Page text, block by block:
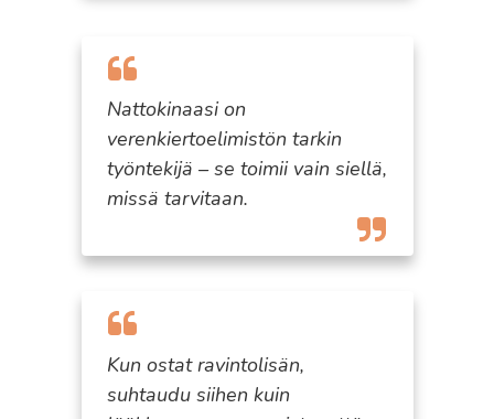
Nattokinaasi on
verenkiertoelimistön tarkin
työntekijä – se toimii vain siellä,
missä tarvitaan.
Kun ostat ravintolisän,
suhtaudu siihen kuin